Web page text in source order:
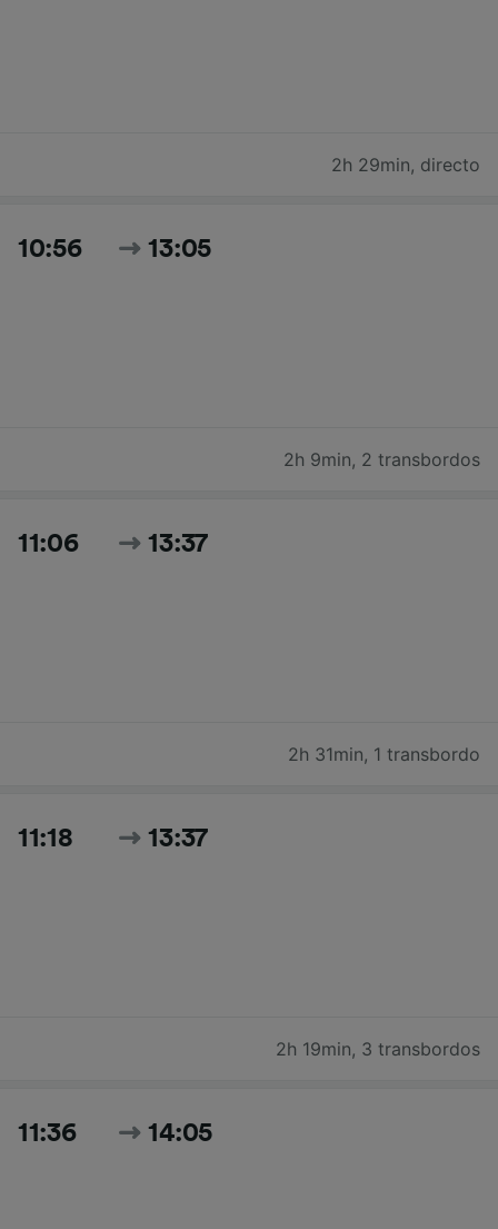
2h 29min, directo
10:56 13:05
2h 9min, 2 transbordos
11:06 13:37
2h 31min, 1 transbordo
11:18 13:37
2h 19min, 3 transbordos
11:36 14:05